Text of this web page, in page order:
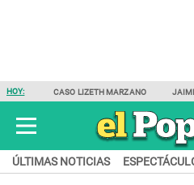
HOY: CASO LIZETH MARZANO
ÚLTIMAS NOTICIAS